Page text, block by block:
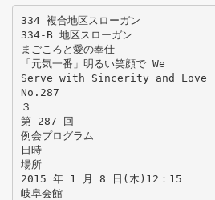
334 複合地区スローガン
334-B 地区スローガン
まごころと愛の奉仕
「元気一番」明るい笑顔で We
Serve with Sincerity and Love
No.287
３
第 287 回
例会プログラム
日時
場所
2015 年 1 月 8 日(木)12：15
岐阜会館